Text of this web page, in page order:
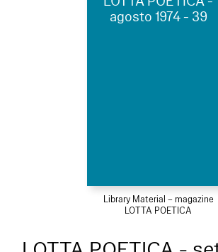
agosto 1974 - 39
Library Material – magazine
LOTTA POETICA